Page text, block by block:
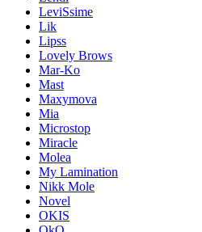
LeviSsime
Lik
Lipss
Lovely Brows
Mar-Ko
Mast
Maxymova
Mia
Microstop
Miracle
Molea
My Lamination
Nikk Mole
Novel
OKIS